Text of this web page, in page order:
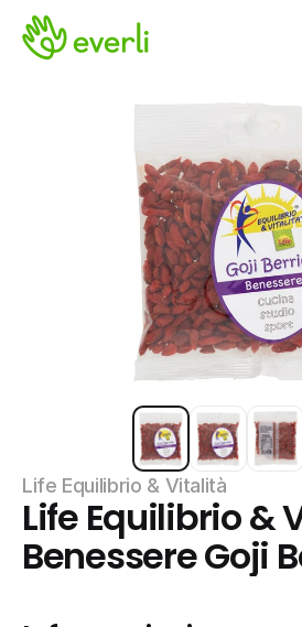
Life Equilibrio & Vitalità
Life Equilibrio &
Benessere Goji